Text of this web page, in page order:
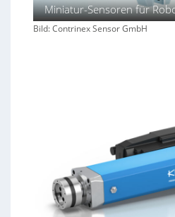
Miniatur-Sensoren für
Bild: Contrinex Sensor GmbH